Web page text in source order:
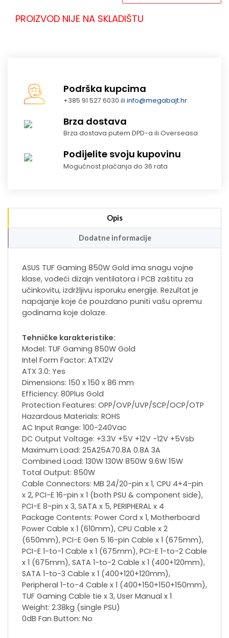
PROIZVOD NIJE NA SKLADIŠTU
Podrška kupcima
+385 91 527 6030 iliinfo@megabajt.hr
Brza dostava
Brza dostava putem DPD-a ili Overseasa
Podijelite svoju kupovinu
Mogućnost plaćanja do 36 rata
Opis
Dodatne informacije
ASUS TUF Gaming 850W Gold ima snagu vojne
klase, vodeći dizajn ventilatora i PCB zaštitu za
učinkovitu, izdržljivu isporuku energije. Rezultat je
napajanje koje će pouzdano puniti vašu opremu
godinama koje dolaze.​
Tehničke karakteristike:
Model: TUF Gaming 850W Gold
Intel Form Factor: ATX12V
ATX 3.0: Yes
Dimensions: 150 x 150 x 86 mm
Efficiency: 80Plus Gold
Protection Features: OPP/OVP/UVP/SCP/OCP/OTP
Hazardous Materials: ROHS
AC Input Range: 100-240Vac
DC Output Voltage: +3.3V +5V +12V -12V +5Vsb
Maximum Load: 25A25A70.8A 0.8A 3A
Combined Load: 130W 130W 850W 9.6W 15W
Total Output: 850W
Cable Connectors: MB 24/20-pin x 1, CPU 4+4-pin
x 2, PCI-E 16-pin x 1 (both PSU & component side),
PCI-E 8-pin x 3, SATA x 5, PERIPHERAL x 4
Package Contents: Power Cord x 1, Motherboard
Power Cable x 1 (610mm), CPU Cable x 2
(650mm), PCI-E Gen 5 16-pin Cable x 1 (675mm),
PCI-E 1-to-1 Cable x 1 (675mm), PCI-E 1-to-2 Cable
x 1 (675mm), SATA 1-to-2 Cable x 1 (400+120mm),
SATA 1-to-3 Cable x 1 (400+120+120mm),
Peripheral 1-to-4 Cable x 1 (400+150+150+150mm),
TUF Gaming Cable tie x 3, User Manual x 1
Weight: 2.38kg (single PSU)
0dB Fan Button: No